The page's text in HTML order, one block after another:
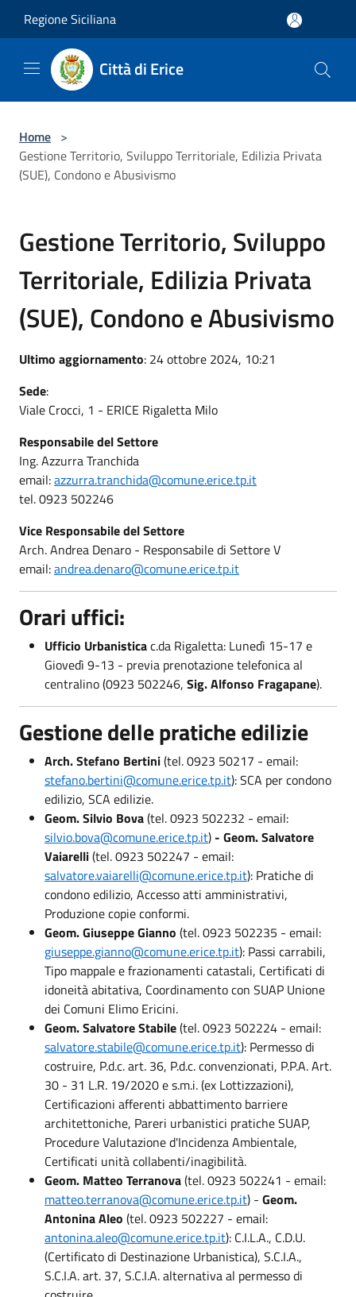
Regione Siciliana
Città di Erice
Home >
Gestione Territorio, Sviluppo Territoriale, Edilizia Privata
(SUE), Condono e Abusivismo
Gestione Territorio, Sviluppo
Territoriale, Edilizia Privata
(SUE), Condono e Abusivismo
Ultimo aggiornamento: 24 ottobre 2024, 10:21
Sede:
Viale Crocci, 1 - ERICE Rigaletta Milo
Responsabile del Settore
Ing. Azzurra Tranchida
email:azzurra.tranchida@comune.erice.tp.it
tel. 0923 502246
Vice Responsabile del Settore
Arch. Andrea Denaro - Responsabile di Settore V
email:andrea.denaro@comune.erice.tp.it
Orari uffici:
Ufficio Urbanisticac.da Rigaletta: Lunedì 15-17 e
Giovedì 9-13 - previa prenotazione telefonica al
centralino (0923 502246, Sig. Alfonso Fragapane).
Gestione delle pratiche edilizie
Arch. Stefano Bertini(tel. 0923 50217 - email:
stefano.bertini@comune.erice.tp.it): SCA per condono
edilizio, SCA edilizie.
Geom. Silvio Bova(tel. 0923 502232 - email:
silvio.bova@comune.erice.tp.it)- Geom. Salvatore
Vaiarelli(tel. 0923 502247 - email:
salvatore.vaiarelli@comune.erice.tp.it): Pratiche di
condono edilizio, Accesso atti amministrativi,
Produzione copie conformi.
Geom. Giuseppe Gianno (tel. 0923 502235 - email:
giuseppe.gianno@comune.erice.tp.it): Passi carrabili,
Tipo mappale e frazionamenti catastali, Certificati di
idoneità abitativa, Coordinamento con SUAP Unione
dei Comuni Elimo Ericini.
Geom. Salvatore Stabile(tel. 0923 502224 - email:
salvatore.stabile@comune.erice.tp.it): Permesso di
costruire, P.d.c. art. 36, P.d.c. convenzionati, P.P.A. Art.
30 - 31 L.R. 19/2020 e s.m.i. (ex Lottizzazioni),
Certificazioni afferenti abbattimento barriere
architettoniche, Pareri urbanistici pratiche SUAP,
Procedure Valutazione d'Incidenza Ambientale,
Certificati unità collabenti/inagibilità.
Geom. Matteo Terranova(tel. 0923 502241 - email:
matteo.terranova@comune.erice.tp.it) - Geom.
Antonina Aleo (tel. 0923 502227 - email:
antonina.aleo@comune.erice.tp.it): C.I.L.A., C.D.U.
(Certificato di Destinazione Urbanistica), S.C.I.A.,
S.C.I.A. art. 37, S.C.I.A. alternativa al permesso di